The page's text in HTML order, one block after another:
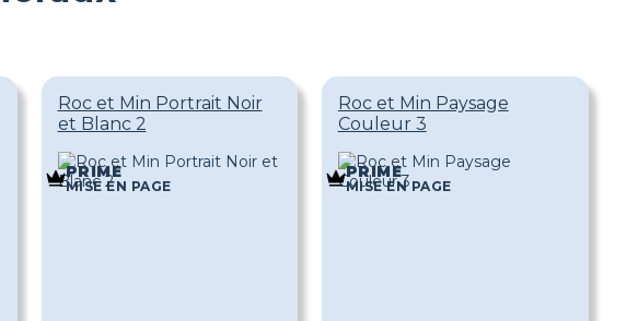
Roc et Min Portrait Noir
et Blanc 2
PRIME
MISE EN PAGE
Roc et Min Paysage
Couleur 3
PRIME
MISE EN PAGE